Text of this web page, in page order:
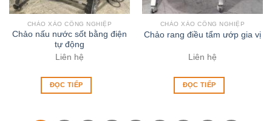
CHẢO XÀO CÔNG NGHIỆP
Chảo nấu nước sốt bằng điện
tự động
Liên hệ
ĐỌC TIẾP
CHẢO XÀO CÔNG NGHIỆP
Chảo rang điều tẩm ướp gia vị
Liên hệ
ĐỌC TIẾP